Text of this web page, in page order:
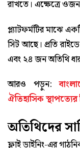
রাখতে। এক্ষেত্রে
প্ল্যাটফর্মটির মাঝে
সিট আছে। প্রতি
এবং ২৪ জন অতিথি
আরও পড়ুন:
ঐতিহাসিক স্থাপত্যের
অতিথিদের
ফ্লাই ডাইনিং-এর